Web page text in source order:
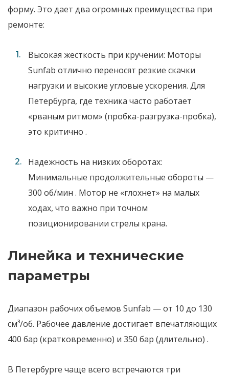
форму. Это дает два огромных преимущества при
ремонте:
Высокая жесткость при кручении: Моторы
Sunfab отлично переносят резкие скачки
нагрузки и высокие угловые ускорения. Для
Петербурга, где техника часто работает
«рваным ритмом» (пробка-разгрузка-пробка),
это критично .
Надежность на низких оборотах:
Минимальные продолжительные обороты —
300 об/мин . Мотор не «глохнет» на малых
ходах, что важно при точном
позиционировании стрелы крана.
Линейка и технические
параметры
Диапазон рабочих объемов Sunfab — от 10 до 130
см³/об. Рабочее давление достигает впечатляющих
400 бар (кратковременно) и 350 бар (длительно) .
В Петербурге чаще всего встречаются три